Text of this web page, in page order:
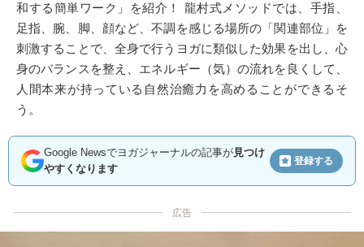
和する簡単ワーク」を紹介！ 龍村式メソッドでは、手指、
足指、腕、脚、顔など、不調を感じる場所の「関連部位」を
刺激することで、全身で行うヨガに類似した効果を出し、心
身のバランスを整え、エネルギー（気）の流れを良くして、
人間本来が持っている自然治癒力を高めることができるそ
う。
Google Newsでヨガジャーナルの記事が見つけ
やすくなります
登録する
広告